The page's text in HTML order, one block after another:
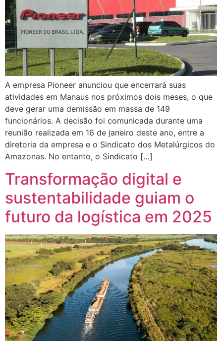
A empresa Pioneer anunciou que encerrará suas
atividades em Manaus nos próximos dois meses, o que
deve gerar uma demissão em massa de 149
funcionários. A decisão foi comunicada durante uma
reunião realizada em 16 de janeiro deste ano, entre a
diretoria da empresa e o Sindicato dos Metalúrgicos do
Amazonas. No entanto, o Sindicato […]
Transformação digital e
sustentabilidade guiam o
futuro da logística em 2025